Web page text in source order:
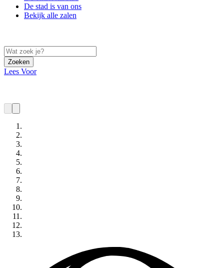
De stad is van ons
Bekijk alle zalen
Zoeken
Lees Voor